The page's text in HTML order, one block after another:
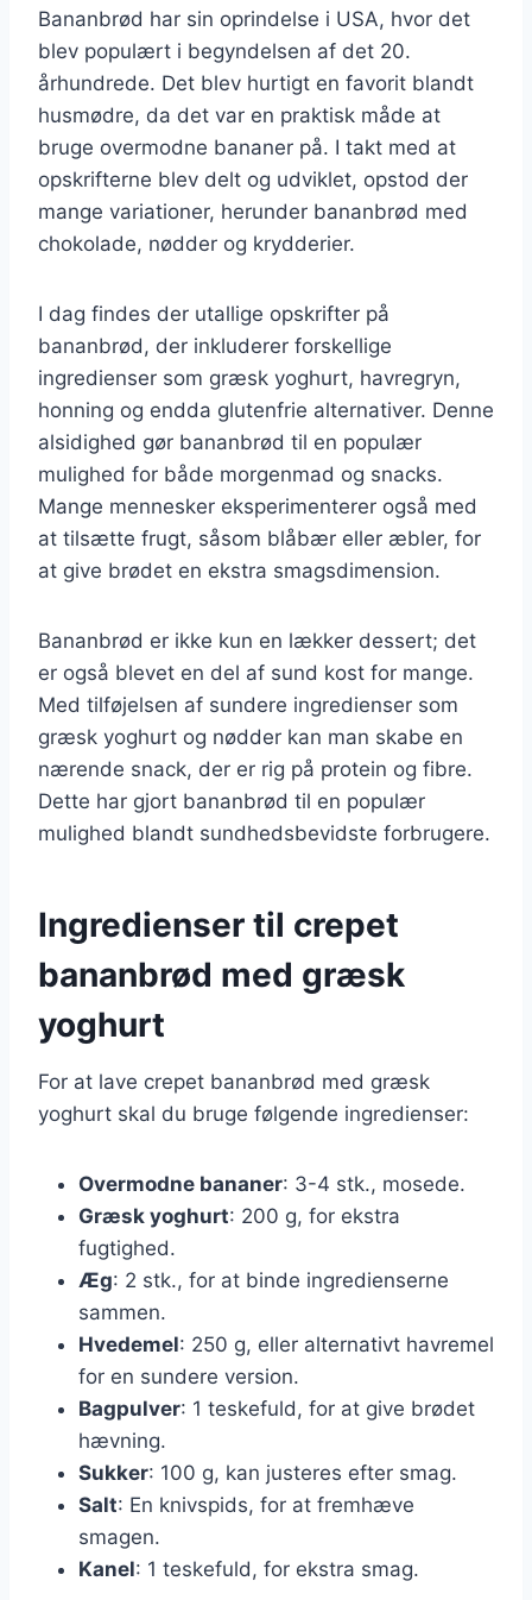
Bananbrød har sin oprindelse i USA, hvor det
blev populært i begyndelsen af det 20.
århundrede. Det blev hurtigt en favorit blandt
husmødre, da det var en praktisk måde at
bruge overmodne bananer på. I takt med at
opskrifterne blev delt og udviklet, opstod der
mange variationer, herunder bananbrød med
chokolade, nødder og krydderier.
I dag findes der utallige opskrifter på
bananbrød, der inkluderer forskellige
ingredienser som græsk yoghurt, havregryn,
honning og endda glutenfrie alternativer. Denne
alsidighed gør bananbrød til en populær
mulighed for både morgenmad og snacks.
Mange mennesker eksperimenterer også med
at tilsætte frugt, såsom blåbær eller æbler, for
at give brødet en ekstra smagsdimension.
Bananbrød er ikke kun en lækker dessert; det
er også blevet en del af sund kost for mange.
Med tilføjelsen af sundere ingredienser som
græsk yoghurt og nødder kan man skabe en
nærende snack, der er rig på protein og fibre.
Dette har gjort bananbrød til en populær
mulighed blandt sundhedsbevidste forbrugere.
Ingredienser til crepet
bananbrød med græsk
yoghurt
For at lave crepet bananbrød med græsk
yoghurt skal du bruge følgende ingredienser:
Overmodne bananer: 3-4 stk., mosede.
Græsk yoghurt: 200 g, for ekstra
fugtighed.
Æg: 2 stk., for at binde ingredienserne
sammen.
Hvedemel: 250 g, eller alternativt havremel
for en sundere version.
Bagpulver: 1 teskefuld, for at give brødet
hævning.
Sukker: 100 g, kan justeres efter smag.
Salt: En knivspids, for at fremhæve
smagen.
Kanel: 1 teskefuld, for ekstra smag.